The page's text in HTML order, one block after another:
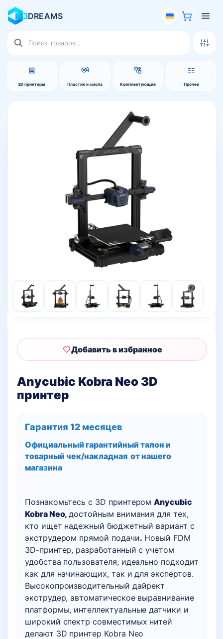
3DREAMS
3D принтеры Пластик и смола Комплектующие Прочее
товаров
Anycubic Kobra Neo 3D
принтер
Гарантия 12 месяцев
Официальный гарантийный талон и
товарный чек/накладная от нашего
магазина
Познакомьтесь с 3D принтеромAnycubic
Kobra Neo,достойным внимания для тех,
кто ищет надежный бюджетный вариант с
экструдером прямой подачи. Новый FDM
3D-принтер, разработанный с учетом
удобства пользователя, идеально подходит
как для начинающих, так и для экспертов.
Высокопроизводительный дайрект
экструдер, автоматическое выравнивание
платформы, интеллектуальные датчики и
широкий спектр совместимых нитей
делают 3D принтер Kobra Neo
Добавить в избранное